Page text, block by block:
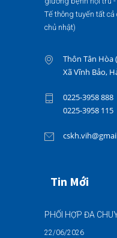
Tế thông tuyến tất
chủ nhật)
Thôn Tân Hòa
Xã Vĩnh Bảo,
0225-3958 888
0225-3958 115
Tin Mới
22/06/2026